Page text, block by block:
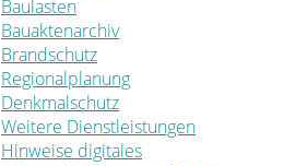
Baulasten
Bauaktenarchiv
Brandschutz
Regionalplanung
Denkmalschutz
Weitere Dienstleistungen
Hinweise digitales